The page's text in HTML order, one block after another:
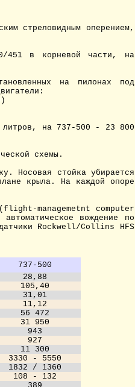
стреловидным оперением,
451 в корневой части, на
на пилонах под
на 737-500 - 23 800
схемы.
Носовая стойка убирается
крыла. На каждой опоре
(flight-managemetnt computer
вождение по
Rockwell/Collins HFS
737-500
28,88
105,40
31,01
11,12
56 472
31 950
943
927
11 300
3330 - 5550
1832 / 1360
108 - 132